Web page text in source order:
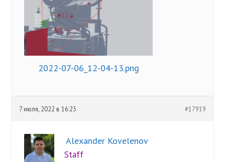
2022-07-06_12-04-13.png
7 июля, 2022 в 16:23 #17919
Alexander Kovelenov
Staff